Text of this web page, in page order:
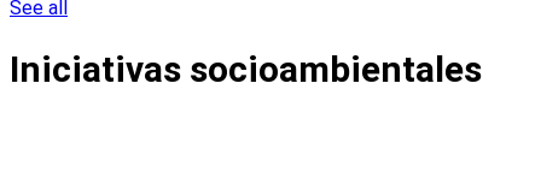
See all
Iniciativas socioambientales